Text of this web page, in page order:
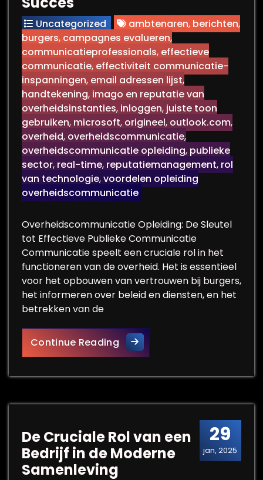
Uncategorized ambtenaren, berichten,
burgers, campagnes evalueren,
communicatieprofessionals, effectieve
communicatie, effectiviteit communicatie-
inspanningen, email adressen lijst,
handtekening, imago en reputatie van
overheidsinstanties, inloggen, juiste toon
gebruiken, microsoft, origineel, outlook.com,
overheid, overheidscommunicatie,
overheidscommunicatie opleiding, publieke
sector, real-time, reputatiemanagement, rol
van technologie,voordelen opleiding
overheidscommunicatie
Overheidscommunicatie Opleiding: De Sleutel
tot Effectieve Publieke Communicatie
Communicatie speelt een cruciale rol in het
functioneren van de overheid. Het is essentieel
voor het opbouwen van vertrouwen bij burgers,
het informeren over beleid en diensten, en het
betrekken van de
Continue ReadingEffectieve
29
jan, 2025
De Cruciale Rol van een
Bedrijf in de Moderne
Samenleving